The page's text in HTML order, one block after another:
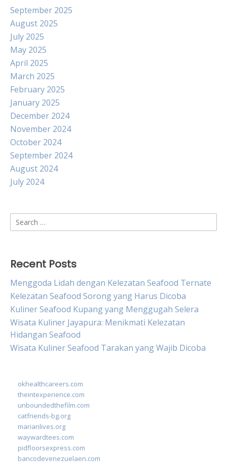
September 2025
August 2025
July 2025
May 2025
April 2025
March 2025
February 2025
January 2025
December 2024
November 2024
October 2024
September 2024
August 2024
July 2024
Search
for:
Recent Posts
Menggoda Lidah dengan Kelezatan Seafood Ternate
Kelezatan Seafood Sorong yang Harus Dicoba
Kuliner Seafood Kupang yang Menggugah Selera
Wisata Kuliner Jayapura: Menikmati Kelezatan
Hidangan Seafood
Wisata Kuliner Seafood Tarakan yang Wajib Dicoba
okhealthcareers.com
theintexperience.com
unboundedthefilm.com
catfriends-bg.org
marianlives.org
waywardtees.com
pidfloorsexpress.com
bancodevenezuelaen.com